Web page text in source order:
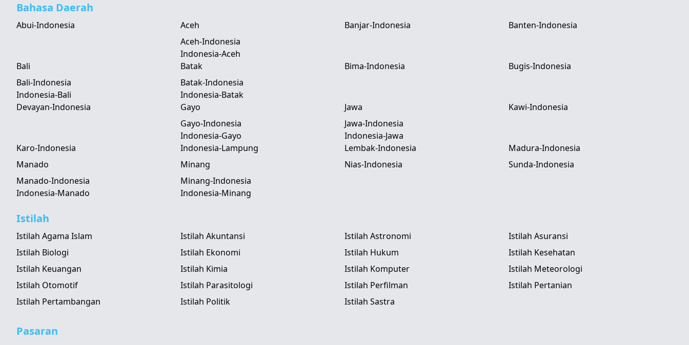
Bahasa Daerah
Abui-Indonesia
Aceh
Aceh-Indonesia
Indonesia-Aceh
Banjar-Indonesia Banten-Indonesia
Bali
Bali-Indonesia
Indonesia-Bali
Batak
Batak-Indonesia
Indonesia-Batak
Bima-Indonesia Bugis-Indonesia
Devayan-Indonesia
Gayo
Gayo-Indonesia
Indonesia-Gayo
Jawa
Jawa-Indonesia
Indonesia-Jawa
Kawi-Indonesia
Karo-Indonesia Indonesia-Lampung Lembak-Indonesia
Madura-Indonesia
Manado
Manado-Indonesia
Indonesia-Manado
Minang
Minang-Indonesia
Indonesia-Minang
Nias-Indonesia Sunda-Indonesia
Istilah
Istilah Agama Islam Istilah Akuntansi Istilah Astronomi
Istilah Asuransi
Istilah Biologi
Istilah Ekonomi Istilah Hukum
Istilah Kesehatan
Istilah Keuangan
Istilah Kimia Istilah Komputer
Istilah Meteorologi
Istilah Otomotif
Istilah Parasitologi Istilah Perfilman
Istilah Pertanian
Istilah Pertambangan
Istilah Politik Istilah Sastra
Pasaran